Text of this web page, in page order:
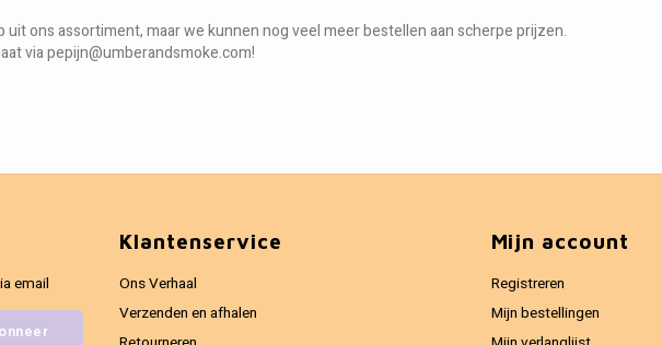
uit ons assortiment, maar we kunnen nog veel meer bestellen aan scherpe prijzen.
viapepijn@umberandsmoke.com!
email
Klantenservice
Ons Verhaal
Verzenden en afhalen
Mijn account
Registreren
Mijn bestellingen